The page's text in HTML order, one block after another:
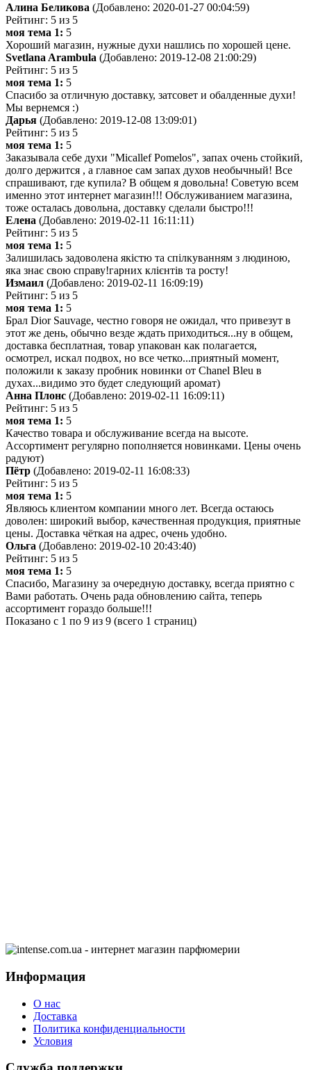
Алина Беликова (Добавлено: 2020-01-27 00:04:59)
Рейтинг: 5 из 5
моя тема 1: 5
Хороший магазин, нужные духи нашлись по хорошей цене.
Svetlana Arambula (Добавлено: 2019-12-08 21:00:29)
Рейтинг: 5 из 5
моя тема 1: 5
Спасибо за отличную доставку, затсовет и обалденные духи!
Мы вернемся :)
Дарья (Добавлено: 2019-12-08 13:09:01)
Рейтинг: 5 из 5
моя тема 1: 5
Заказывала себе духи "Micallef Pomelos", запах очень стойкий,
долго держится , а главное сам запах духов необычный! Все
спрашивают, где купила? В общем я довольна! Советую всем
именно этот интернет магазин!!! Обслуживанием магазина,
тоже осталась довольна, доставку сделали быстро!!!
Елена (Добавлено: 2019-02-11 16:11:11)
Рейтинг: 5 из 5
моя тема 1: 5
Залишилась задоволена якістю та спілкуванням з людиною,
яка знає свою справу!гарних клієнтів та росту!
Измаил (Добавлено: 2019-02-11 16:09:19)
Рейтинг: 5 из 5
моя тема 1: 5
Брал Dior Sauvage, честно говоря не ожидал, что привезут в
этот же день, обычно везде ждать приходиться...ну в общем,
доставка бесплатная, товар упакован как полагается,
осмотрел, искал подвох, но все четко...приятный момент,
положили к заказу пробник новинки от Chanel Bleu в
духах...видимо это будет следующий аромат)
Анна Плонс (Добавлено: 2019-02-11 16:09:11)
Рейтинг: 5 из 5
моя тема 1: 5
Качество товара и обслуживание всегда на высоте.
Ассортимент регулярно пополняется новинками. Цены очень
радуют)
Пётр (Добавлено: 2019-02-11 16:08:33)
Рейтинг: 5 из 5
моя тема 1: 5
Являюсь клиентом компании много лет. Всегда остаюсь
доволен: широкий выбор, качественная продукция, приятные
цены. Доставка чёткая на адрес, очень удобно.
Ольга (Добавлено: 2019-02-10 20:43:40)
Рейтинг: 5 из 5
моя тема 1: 5
Спасибо, Магазину за очередную доставку, всегда приятно с
Вами работать. Очень рада обновлению сайта, теперь
ассортимент гораздо больше!!!
Показано с 1 по 9 из 9 (всего 1 страниц)
Информация
О нас
Доставка
Политика конфиденциальности
Условия